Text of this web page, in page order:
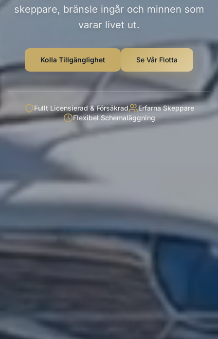
skeppare, bränsle ingår och minnen som
varar livet ut.
Kolla Tillgänglighet Se Vår Flotta
Fullt Licensierad & Försäkrad
Erfarna Skeppare
Flexibel Schemaläggning